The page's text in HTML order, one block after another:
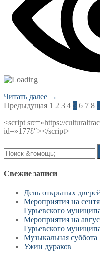
Читать далее →
Пагинация
записей
Предыдущая 1 2 3 4 5 6 7 8
<script src=»https://
id=»1778″></script>
Искать:
Свежие записи
День открытых
Мероприятия на
Гурьевского
Мероприятия на
Гурьевского
Музыкальная суббота
Ужин дураков